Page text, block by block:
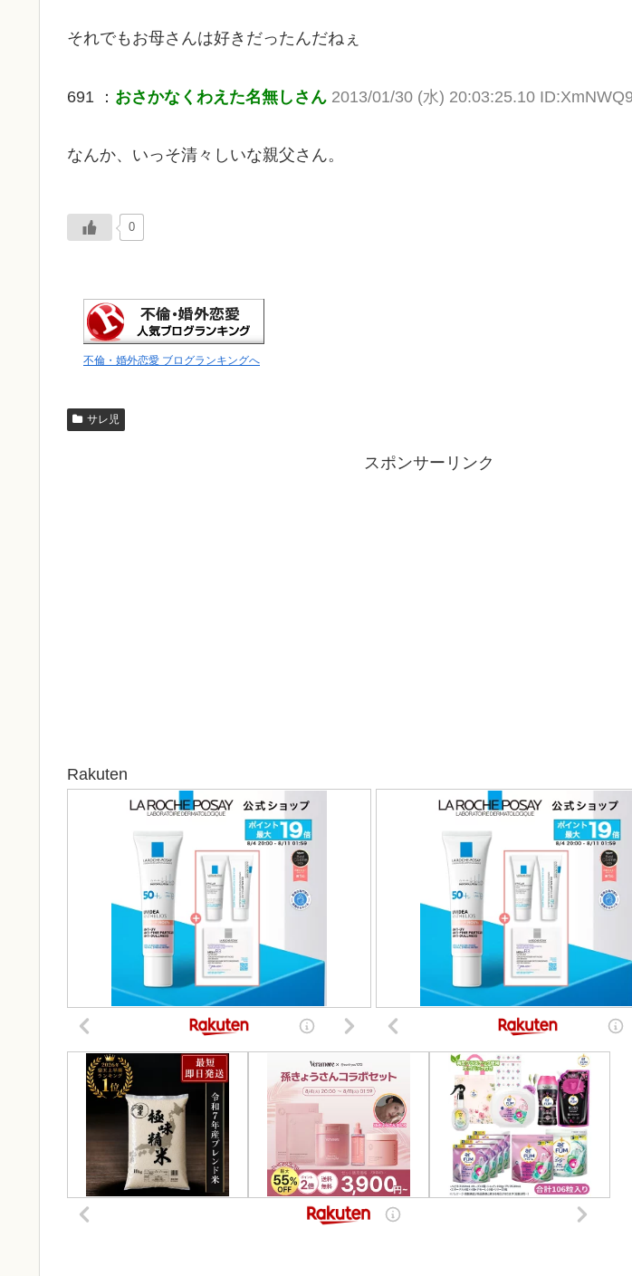
それでもお母さんは好きだったんだねぇ
691 ： おさかなくわえた名無しさん 2013/01/30 (水) 20:03:25.10
なんか、いっそ清々しいな親父さん。
0
不倫・婚外恋愛 ブログランキングへ
サレ児
スポンサーリンク
Rakuten